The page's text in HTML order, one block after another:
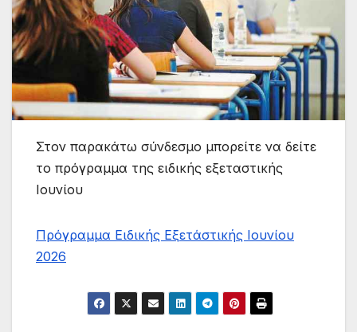
Στον παρακάτω σύνδεσμο μπορείτε να δείτε
το πρόγραμμα της ειδικής εξεταστικής
Ιουνίου
Πρόγραμμα Ειδικής Εξετάστικής Ιουνίου
2026